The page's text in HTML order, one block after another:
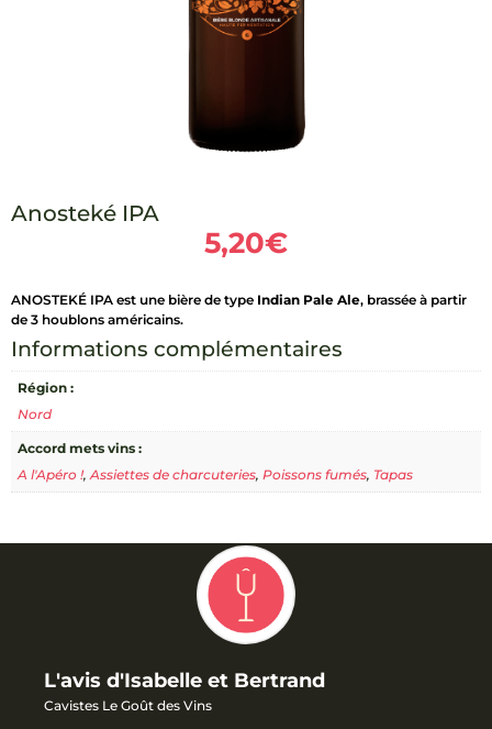
Anosteké IPA
5,20€
ANOSTEKÉ IPA est une bière de type Indian Pale Ale, brassée à partir
de 3 houblons américains.
Informations complémentaires
Région :
Nord
Accord mets vins :
A l'Apéro !,Assiettes de charcuteries, Poissons fumés, Tapas
L'avis d'Isabelle et Bertrand
Cavistes Le Goût des Vins